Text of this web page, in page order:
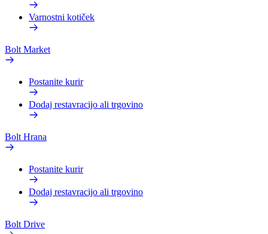
Varnostni kotiček
Bolt Market
Postanite kurir
Dodaj restavracijo ali trgovino
Bolt Hrana
Postanite kurir
Dodaj restavracijo ali trgovino
Bolt Drive